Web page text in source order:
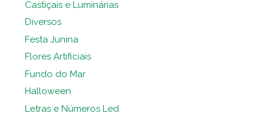
Castiçais e Luminárias
Diversos
Festa Junina
Flores Artificiais
Fundo do Mar
Halloween
Letras e Números Led